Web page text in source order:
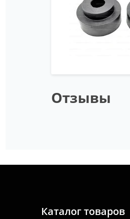
Отзывы
Каталог товаров